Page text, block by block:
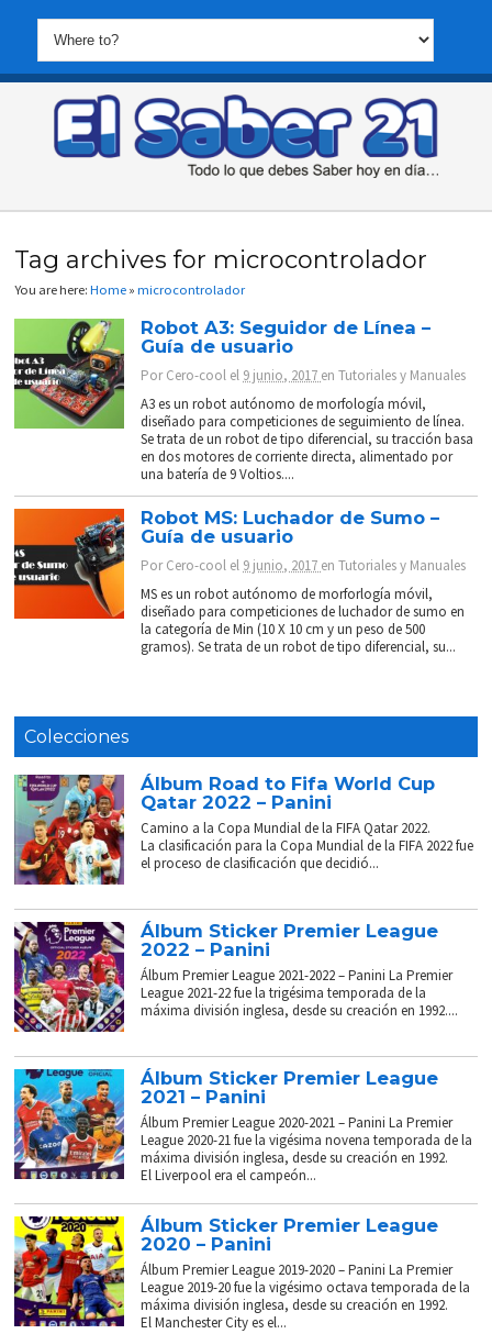
Tag archives for microcontrolador
You are here:Home »microcontrolador
Robot A3: Seguidor de Línea –
Guía de usuario
PorCero-cool el 9 junio, 2017 enTutoriales y Manuales
A3 es un robot autónomo de morfología móvil,
diseñado para competiciones de seguimiento de línea.
Se trata de un robot de tipo diferencial, su tracción basa
en dos motores de corriente directa, alimentado por
una batería de 9 Voltios....
Robot MS: Luchador de Sumo –
Guía de usuario
PorCero-cool el 9 junio, 2017 enTutoriales y Manuales
MS es un robot autónomo de morforlogía móvil,
diseñado para competiciones de luchador de sumo en
la categoría de Min (10 X 10 cm y un peso de 500
gramos). Se trata de un robot de tipo diferencial, su...
Colecciones
Álbum Road to Fifa World Cup
Qatar 2022 – Panini
Camino a la Copa Mundial de la FIFA Qatar 2022.
La clasificación para la Copa Mundial de la FIFA 2022 fue
el proceso de clasificación que decidió...
Álbum Sticker Premier League
2022 – Panini
Álbum Premier League 2021-2022 – Panini La Premier
League 2021-22 fue la trigésima temporada de la
máxima división inglesa, desde su creación en 1992....
Álbum Sticker Premier League
2021 – Panini
Álbum Premier League 2020-2021 – Panini La Premier
League 2020-21 fue la vigésima novena temporada de la
máxima división inglesa, desde su creación en 1992.
El Liverpool era el campeón...
Álbum Sticker Premier League
2020 – Panini
Álbum Premier League 2019-2020 – Panini La Premier
League 2019-20 fue la vigésimo octava temporada de la
máxima división inglesa, desde su creación en 1992.
El Manchester City es el...